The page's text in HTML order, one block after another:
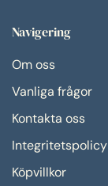
Navigering
Om oss
Vanliga frågor
Kontakta oss
Integritetspolicy
Köpvillkor